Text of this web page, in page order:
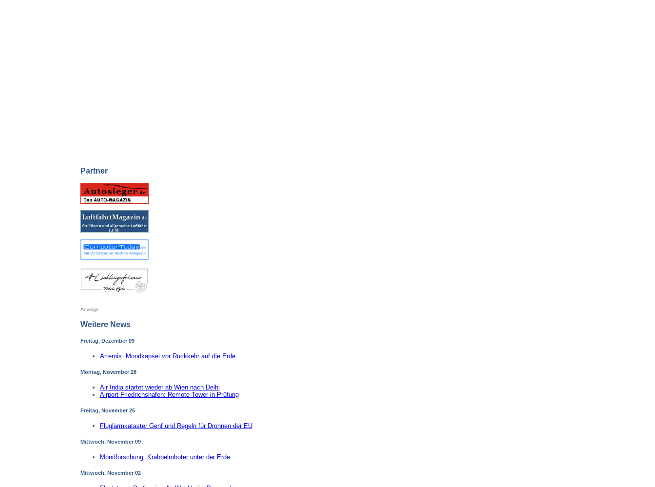
Partner
Anzeige
Weitere News
Freitag, Dezember 09
Artemis: Mondkapsel vor Rückkehr auf die Erde
Montag, November 28
Air India startet wieder ab Wien nach Delhi
Airport Friedrichshafen: Remote-Tower in Prüfung
Freitag, November 25
Fluglärmkataster Genf und Regeln für Drohnen der EU
Mittwoch, November 09
Mondforschung: Krabbelroboter unter der Erde
Mittwoch, November 02